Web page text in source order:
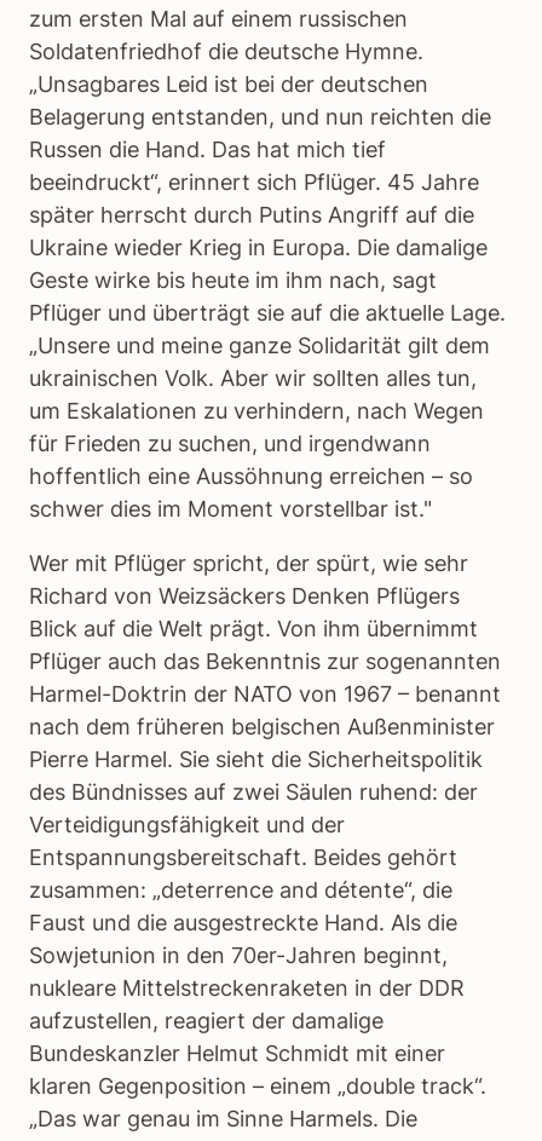
zum ersten Mal auf einem russischen
Soldatenfriedhof die deutsche Hymne.
„Unsagbares Leid ist bei der deutschen
Belagerung entstanden, und nun reichten die
Russen die Hand. Das hat mich tief
beeindruckt“, erinnert sich Pflüger. 45 Jahre
später herrscht durch Putins Angriff auf die
Ukraine wieder Krieg in Europa. Die damalige
Geste wirke bis heute im ihm nach, sagt
Pflüger und überträgt sie auf die aktuelle Lage.
„Unsere und meine ganze Solidarität gilt dem
ukrainischen Volk. Aber wir sollten alles tun,
um Eskalationen zu verhindern, nach Wegen
für Frieden zu suchen, und irgendwann
hoffentlich eine Aussöhnung erreichen – so
schwer dies im Moment vorstellbar ist."
Wer mit Pflüger spricht, der spürt, wie sehr
Richard von Weizsäckers Denken Pflügers
Blick auf die Welt prägt. Von ihm übernimmt
Pflüger auch das Bekenntnis zur sogenannten
Harmel-Doktrin der NATO von 1967 – benannt
nach dem früheren belgischen Außenminister
Pierre Harmel. Sie sieht die Sicherheitspolitik
des Bündnisses auf zwei Säulen ruhend: der
Verteidigungsfähigkeit und der
Entspannungsbereitschaft. Beides gehört
zusammen: „deterrence and détente“, die
Faust und die ausgestreckte Hand. Als die
Sowjetunion in den 70er-Jahren beginnt,
nukleare Mittelstreckenraketen in der DDR
aufzustellen, reagiert der damalige
Bundeskanzler Helmut Schmidt mit einer
klaren Gegenposition – einem „double track“.
„Das war genau im Sinne Harmels. Die